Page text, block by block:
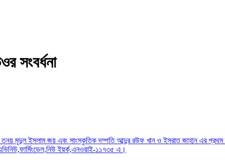
সংবর্ধনা
মৃদুল ইসলাম জয় এবং সাংস্কৃতিক দম্পতি আব্দুর রউফ খান ও ইসরাত জাহান এর প্রথম
ইয়র্ক,এনওয়াই-১১৭৩৫ এ।